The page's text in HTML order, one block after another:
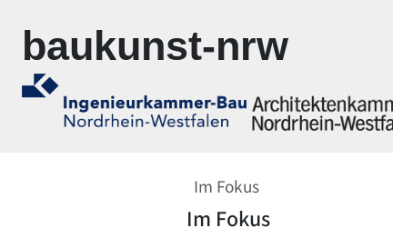
baukunst-nrw
Im Fokus
Im Fokus